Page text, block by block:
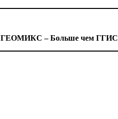
ГЕОМИКС – Больше чем ГГИС